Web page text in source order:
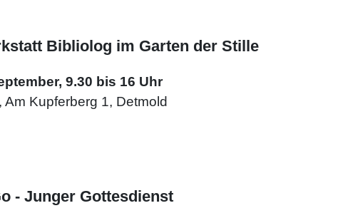
Bibliolog im Garten der Stille
9.30 bis 16 Uhr
Am Kupferberg 1, Detmold
- Junger Gottesdienst